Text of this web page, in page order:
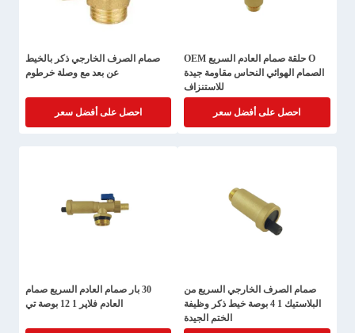
O حلقة صمام العادم السريع OEM
الصمام الهوائي النحاس مقاومة جيدة
للاستنزاف
احصل على أفضل سعر
صمام الصرف الخارجي ذكر بالخيط
عن بعد مع وصلة خرطوم
احصل على أفضل سعر
صمام الصرف الخارجي السريع من
البلاستيك 1 4 بوصة خيط ذكر وظيفة
الختم الجيدة
30 بار صمام العادم السريع صمام
العادم فلاپر 1 12 بوصة تي